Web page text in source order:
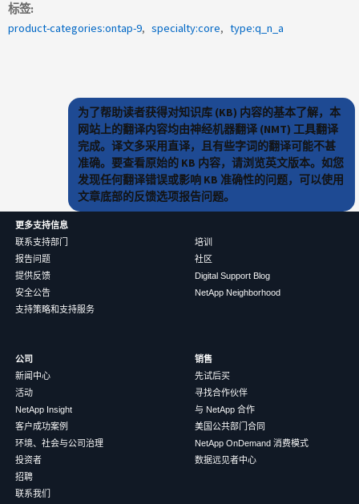
标签
product-categories:ontap-9
specialty:core type:q_n_a
为了帮助读者获得对知识库 (KB) 内容的基本了解，本
网站上的翻译内容均由神经机器翻译 (NMT) 工具翻译
完成。译文多采用直译，且有些字词的翻译可能不甚
准确。要查看原始的 KB 内容，请浏览英文版本。如您
发现任何翻译错误或影响 KB 准确性的问题，可以使用
文章底部的反馈选项报告问题。
更多支持信息
联系支持部门
报告问题
提供反馈
安全公告
支持策略和支持服务
培训
社区
Digital Support Blog
NetApp Neighborhood
公司
新闻中心
活动
NetApp Insight
客户成功案例
环境、社会与公司治理
投资者
招聘
联系我们
销售
先试后买
寻找合作伙伴
与 NetApp 合作
美国公共部门合同
NetApp OnDemand 消费模式
数据远见者中心